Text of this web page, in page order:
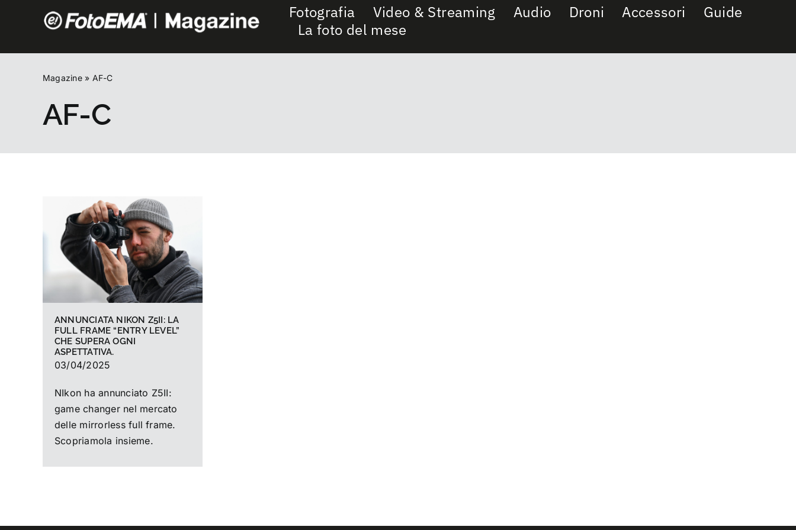
Fotografia Video & Streaming Audio Droni Accessori
Guide
La foto del mese
Magazine» AF-C
AF-C
ANNUNCIATA NIKON Z5II: LA
FULL FRAME “ENTRY LEVEL”
CHE SUPERA OGNI
ASPETTATIVA.
03/04/2025
NIkon ha annunciato Z5II:
game changer nel mercato
delle mirrorless full frame.
Scopriamola insieme.